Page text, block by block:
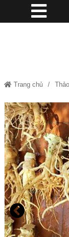
Trang chủ
Khác Rễ Đinh